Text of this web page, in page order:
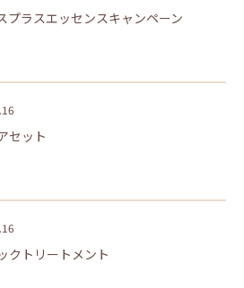
プラスエッセンスキャンペーン
セット
クトリートメント